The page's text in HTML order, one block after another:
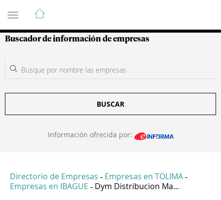
Guía de Empresas Colombianas
Buscador de información de empresas
BUSCAR
Información ofrecida por:
Directorio de Empresas - Empresas en TOLIMA -
Empresas en IBAGUE - Dym Distribucion Ma...